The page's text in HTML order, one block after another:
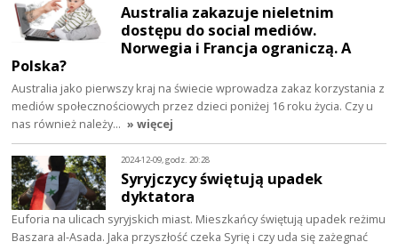
Australia zakazuje nieletnim
dostępu do social mediów.
Norwegia i Francja ograniczą. A
Polska?
Australia jako pierwszy kraj na świecie wprowadza zakaz korzystania z
mediów społecznościowych przez dzieci poniżej 16 roku życia. Czy u
nas również należy… » więcej
2024-12-09, godz. 20:28
Syryjczycy świętują upadek
dyktatora
Euforia na ulicach syryjskich miast. Mieszkańcy świętują upadek reżimu
Baszara al-Asada. Jaka przyszłość czeka Syrię i czy uda się zażegnać